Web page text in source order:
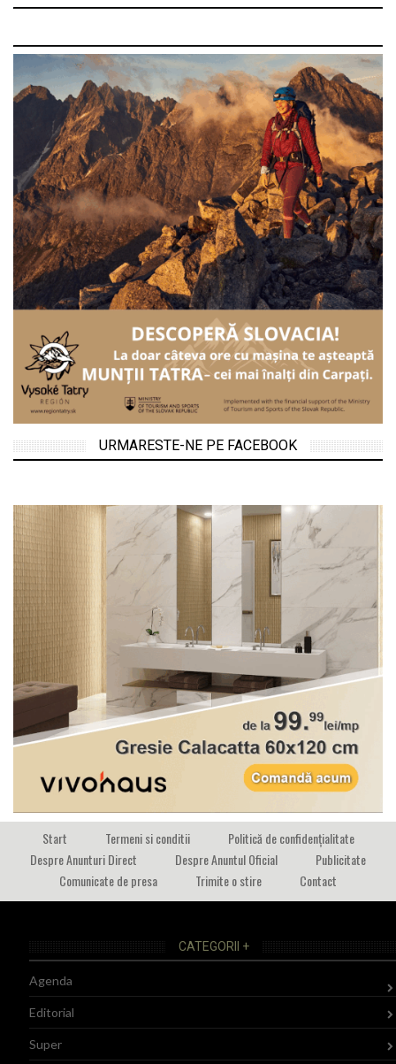
URMARESTE-NE PE FACEBOOK
Start Termeni si conditii
Politică de confidențialitate
Despre Anunturi Direct
Despre Anuntul Oficial
Publicitate
Comunicate de presa
Trimite o stire Contact
CATEGORII +
Agenda
Editorial
Super